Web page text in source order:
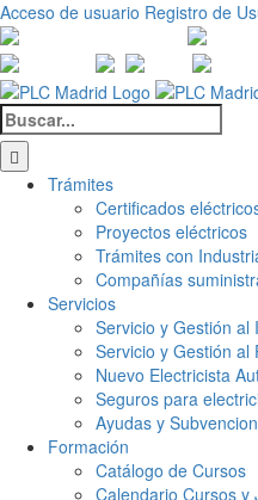
Saltar
al
contenido
Acceso de usuario Registro de
Canales
de
WhatsApp
Linkedin
X
Twitch Contacto
Buscar:
Trámites
Certificados
Proyectos eléctricos
Trámites con
Compañías
Servicios
Servicio y Gestión al
Servicio y Gestión al
Nuevo Electricista
Seguros para
Ayudas y
Formación
Catálogo de Cursos
Calendario Cursos y